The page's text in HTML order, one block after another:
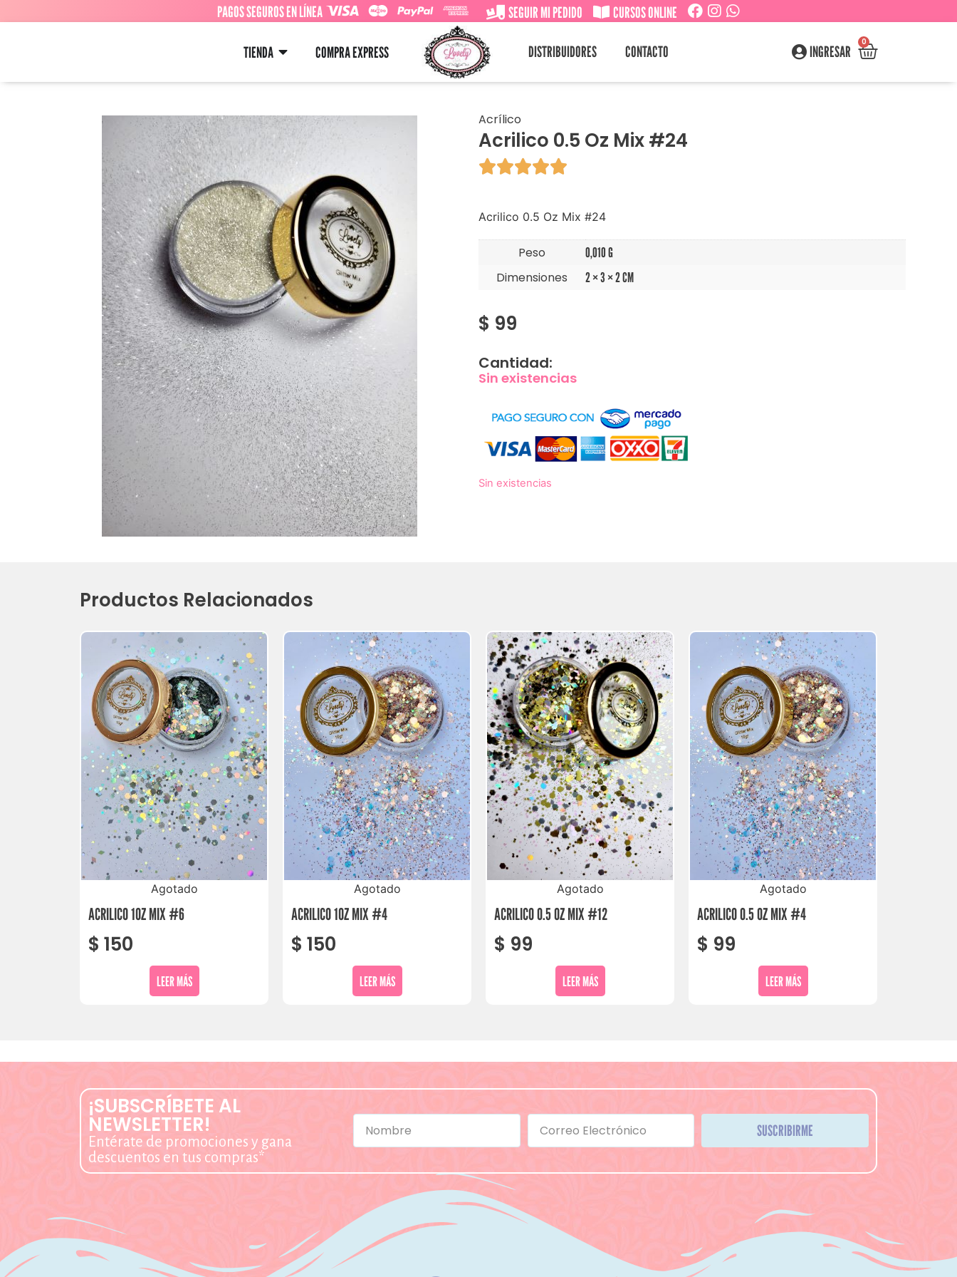
PAGOS SEGUROS EN LÍNEA SEGUIR MI PEDIDO CURSOS ONLINE
TIENDA COMPRA EXPRESS DISTRIBUIDORES CONTACTO INGRESAR
0
Acrílico
Acrilico 0.5 Oz Mix #24

Acrilico 0.5 Oz Mix #24
Peso 0,010 G
Dimensiones 2 × 3 × 2 CM
$ 99
Cantidad:
Sin existencias
Sin existencias
Productos Relacionados
Agotado
ACRILICO 1OZ MIX #6
$ 150
LEER MÁS
Agotado
ACRILICO 1OZ MIX #4
$ 150
LEER MÁS
Agotado
ACRILICO 0.5 OZ MIX #12
$ 99
LEER MÁS
Agotado
ACRILICO 0.5 OZ MIX #4
$ 99
LEER MÁS
¡SUBSCRÍBETE AL
NEWSLETTER!
Entérate de promociones y gana
descuentos en tus compras*
SUSCRIBIRME